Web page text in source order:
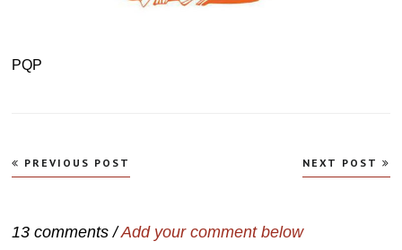
PQP
Navegação
de
PREVIOUS POST NEXT POST
13 comments /Add your comment below